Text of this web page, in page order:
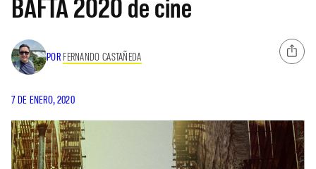
POR FERNANDO CASTAÑEDA
7 DE ENERO, 2020